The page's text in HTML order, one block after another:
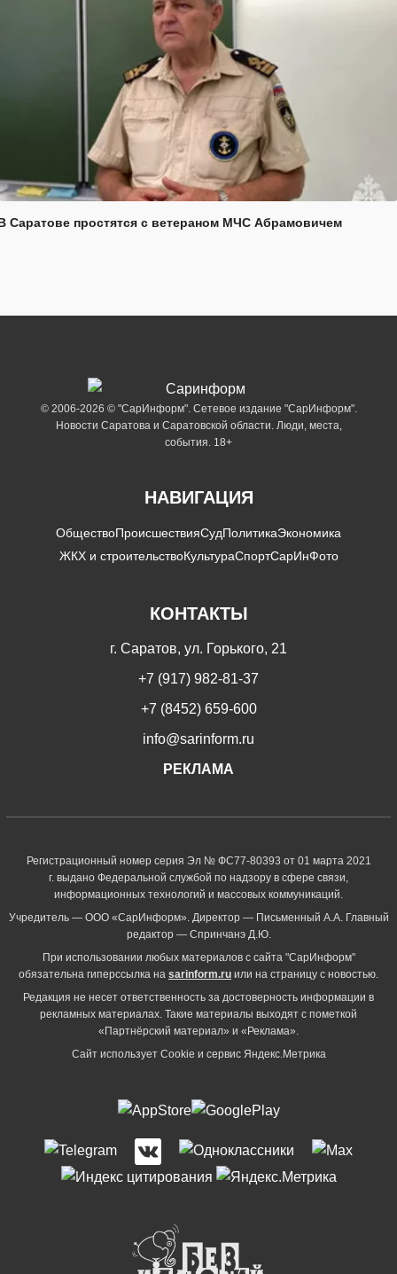
Саратове простятся с ветераном МЧС Абрамовичем
© 2006-2026 © "СарИнформ". Сетевое издание "СарИнформ".
Новости Саратова и Саратовской области. Люди, места,
события. 18+
НАВИГАЦИЯ
ОбществоПроисшествияСудПолитикаЭкономика
ЖКХ и строительствоКультураСпортСарИнФото
КОНТАКТЫ
г. Саратов, ул. Горького, 21
+7 (917) 982-81-37
+7 (8452) 659-600
info@sarinform.ru
РЕКЛАМА
Регистрационный номер серия Эл № ФС77-80393 от 01 марта 2021
г. выдано Федеральной службой по надзору в сфере связи,
информационных технологий и массовых коммуникаций.
Учредитель — ООО «СарИнформ». Директор — Письменный А.А. Главный
редактор — Спринчанэ Д.Ю.
При использовании любых материалов с сайта "СарИнформ"
обязательна гиперссылка на sarinform.ru или на страницу с новостью.
Редакция не несет ответственность за достоверность информации в
рекламных материалах. Такие материалы выходят с пометкой
«Партнёрский материал» и «Реклама».
Сайт использует Cookie и сервиc Яндекс.Метрика